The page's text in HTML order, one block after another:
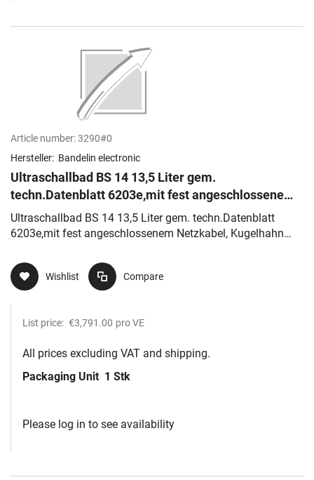
Article number:3290#0
Hersteller: Bandelin electronic
Ultraschallbad BS 14 13,5 Liter gem.
techn.Datenblatt 6203e,mit fest angeschlossenem
Netzkabel, Kugelhahn G1/2 mit Schl
Ultraschallbad BS 14 13,5 Liter gem. techn.Datenblatt
6203e,mit fest angeschlossenem Netzkabel, Kugelhahn
Wishlist Compare
List price: €3,791.00 pro VE
All prices excluding VAT and shipping.
Packaging Unit 1 Stk
Please log in to see availability